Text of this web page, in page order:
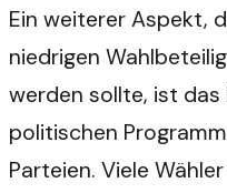
Ein weiterer Aspekt,
niedrigen
werden sollte, ist das
politischen
Parteien. Viele